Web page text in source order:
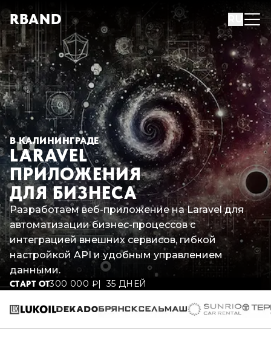
RBAND
LARAVEL
ПРИЛОЖЕНИЯ
ДЛЯ БИЗНЕСА
В КАЛИНИНГРАДЕ
Разработаем веб-приложение на Laravel для
автоматизации бизнес-процессов с
интеграцией внешних сервисов, гибкой
настройкой API и удобным управлением
данными.
СТАРТ ОТ300 000 ₽ 35 ДНЕЙ